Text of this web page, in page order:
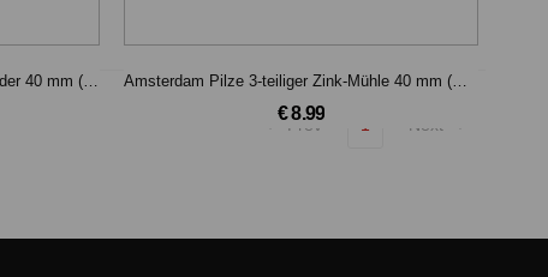
Amsterdam Pilze 3-teiliger Zink-Grinder 40 mm (Silber) Amsterdam Pilze 3-teiliger Zink-Mühle 40 mm (Bronze)
€ 8.99
Prev 1 Next